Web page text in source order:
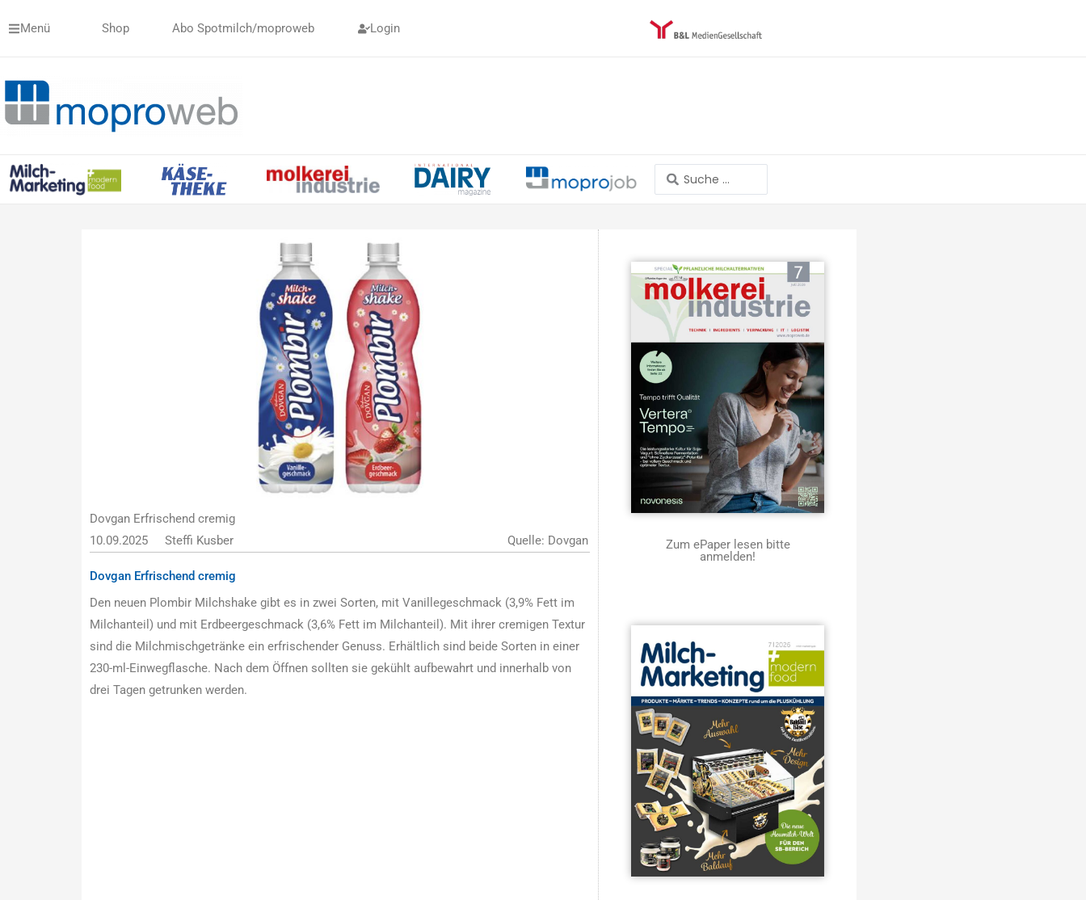
InhaltMenü Shop Abo Spotmilch/moproweb Login
Search
...
Dovgan Erfrischend cremig
10.09.2025
Steffi Kusber Quelle: Dovgan
Dovgan Erfrischend cremig
Den neuen Plombir Milchshake gibt es in zwei Sorten, mit Vanillegeschmack (3,9% Fett im
Milchanteil) und mit Erdbeergeschmack (3,6% Fett im Milchanteil). Mit ihrer cremigen Textur
sind die Milchmischgetränke ein erfrischender Genuss. Erhältlich sind beide Sorten in einer
230-ml-Einwegflasche. Nach dem Öffnen sollten sie gekühlt aufbewahrt und innerhalb von
drei Tagen getrunken werden.
Zum ePaper lesen bitte
anmelden!